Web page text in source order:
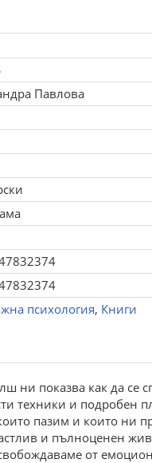
Павлова
психология, Книги
показва как да се
техники и подробен
пазим и които ни
и пълноценен
от